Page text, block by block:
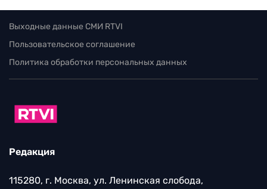
Выходные данные СМИ RTVI
Пользовательское соглашение
Политика обработки персональных данных
Редакция
115280, г. Москва, ул. Ленинская слобода,